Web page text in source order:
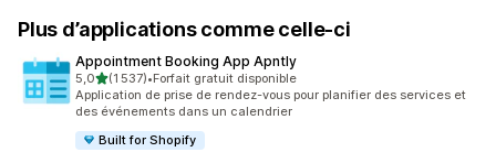
Plus d’applications comme celle-ci
Appointment Booking App Apntly
5,0étoile(s) sur 5
(1 537)
1537 avis au total
•Forfait gratuit disponible
Application de prise de rendez-vous pour planifier des services et
des événements dans un calendrier
Built for Shopify